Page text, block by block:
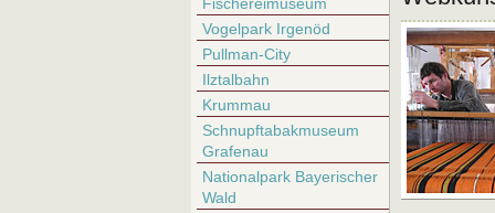
Vogelpark Irgenöd
Pullman-City
Ilztalbahn
Krummau
Schnupftabakmuseum
Grafenau
Nationalpark Bayerischer
Wald